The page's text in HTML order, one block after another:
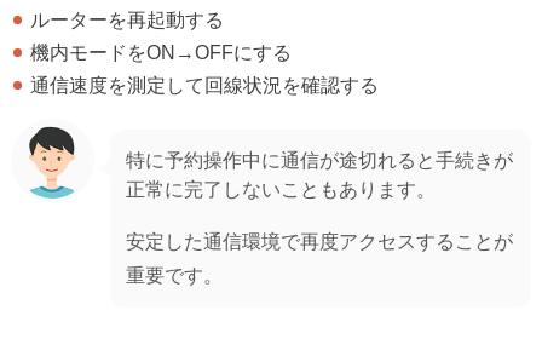
ルーターを再起動する
機内モードをON→OFFにする
通信速度を測定して回線状況を確認する
特に予約操作中に通信が途切れると手続きが
正常に完了しないこともあります。
安定した通信環境で再度アクセスすることが
重要です。